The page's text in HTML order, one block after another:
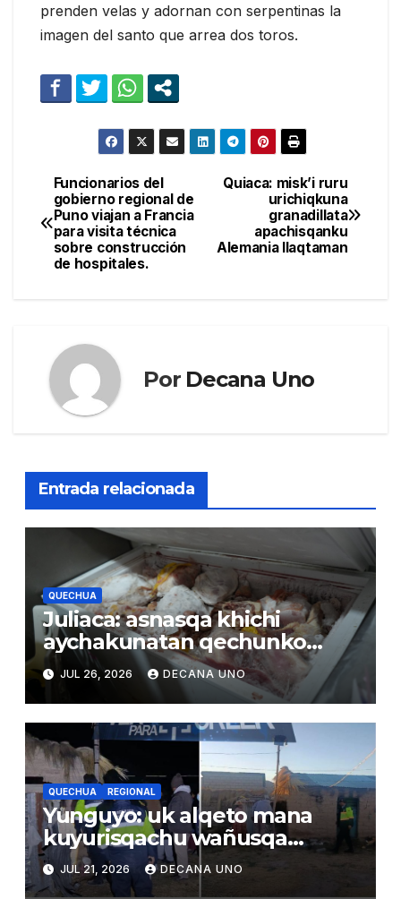
prenden velas y adornan con serpentinas la
imagen del santo que arrea dos toros.
Navegación
de
entradas
Quiaca: misk’i ruru
urichiqkuna
granadillata
apachisqanku
Alemania llaqtaman
Funcionarios del
gobierno regional de
Puno viajan a Francia
para visita técnica
sobre construcción
de hospitales.
Por Decana Uno
Entrada relacionada
QUECHUA
Juliaca: asnasqa khichi
aychakunatan qechunko
qhatuna wasikunamanta
JUL 26, 2026 DECANA UNO
QUECHUA REGIONAL
Yunguyo: uk alqeto mana
kuyurisqachu wañusqa
uywaqnimpaq larunmanta
JUL 21, 2026 DECANA UNO